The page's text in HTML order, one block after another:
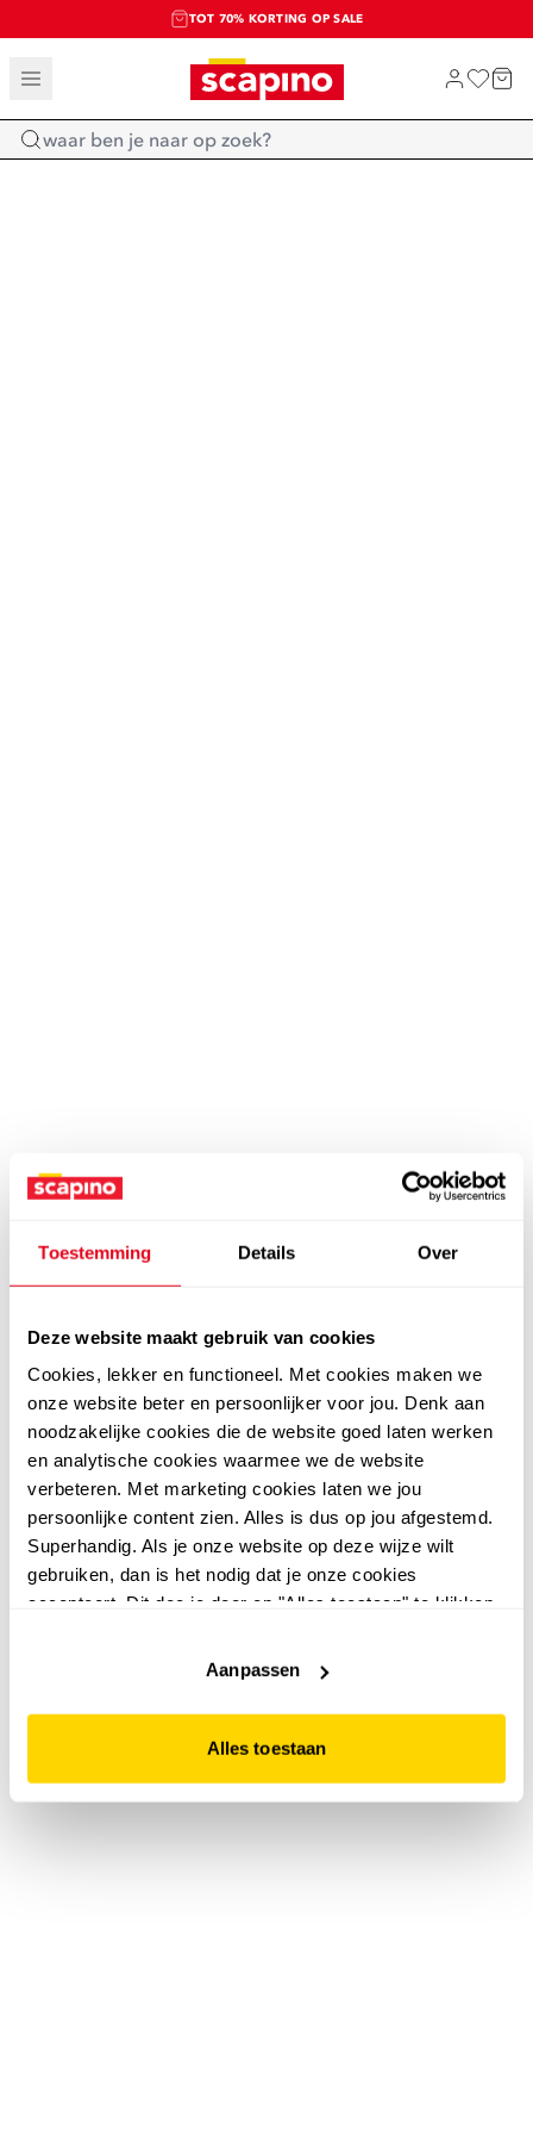
Toestemming Details Over
Deze website maakt gebruik van cookies
Cookies, lekker en functioneel. Met cookies maken we
onze website beter en persoonlijker voor jou. Denk aan
noodzakelijke cookies die de website goed laten werken
en analytische cookies waarmee we de website
verbeteren. Met marketing cookies laten we jou
persoonlijke content zien. Alles is dus op jou afgestemd.
Superhandig. Als je onze website op deze wijze wilt
gebruiken, dan is het nodig dat je onze cookies
accepteert. Dit doe je door op "Alles toestaan" te klikken.
website niet optimaal functioneert.
Aanpassen
Alles toestaan
TOT 70% KORTING OP SALE
SALE: LAATSTE KANS!
SHOP NIEUW
Home